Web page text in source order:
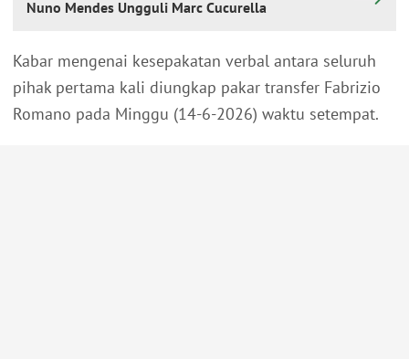
Nuno Mendes Ungguli Marc Cucurella
Kabar mengenai kesepakatan verbal antara seluruh
pihak pertama kali diungkap pakar transfer Fabrizio
Romano pada Minggu (14-6-2026) waktu setempat.